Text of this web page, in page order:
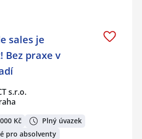
sales je
Bez praxe v
s.r.o.
Kč
Plný úvazek
pro absolventy